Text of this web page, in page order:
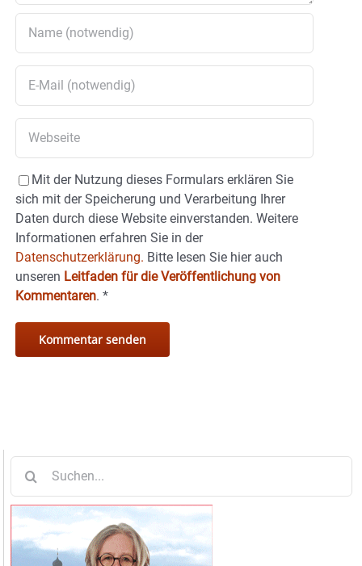
Mit der Nutzung dieses Formulars erklären Sie
sich mit der Speicherung und Verarbeitung Ihrer
Daten durch diese Website einverstanden. Weitere
Informationen erfahren Sie in der
Datenschutzerklärung. Bitte lesen Sie hier auch
unseren Leitfaden für die Veröffentlichung von
Kommentaren. *
nach: